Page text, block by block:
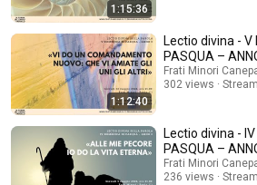
1:15:36
1:12:40
Lectio divina - V
PASQUA –
Frati Minori
302 views
Lectio divina - IV
PASQUA –
Frati Minori
236 views